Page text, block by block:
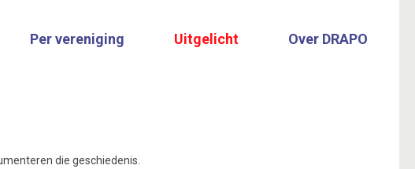
Per vereniging Uitgelicht Over DRAPO
die geschiedenis.